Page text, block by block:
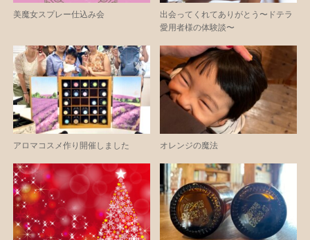
美魔女スプレー仕込み会
出会ってくれてありがとう〜ドテラ
愛用者様の体験談〜
アロマコスメ作り開催しました オレンジの魔法